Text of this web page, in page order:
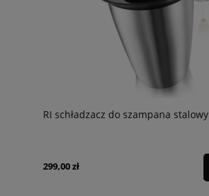
RI schładzacz do szampana stalowy
299,00 zł